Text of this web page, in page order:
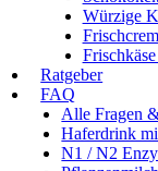
Würzige
Ratgeber
FAQ
Alle Fragen
Haferdrink
N1 / N2